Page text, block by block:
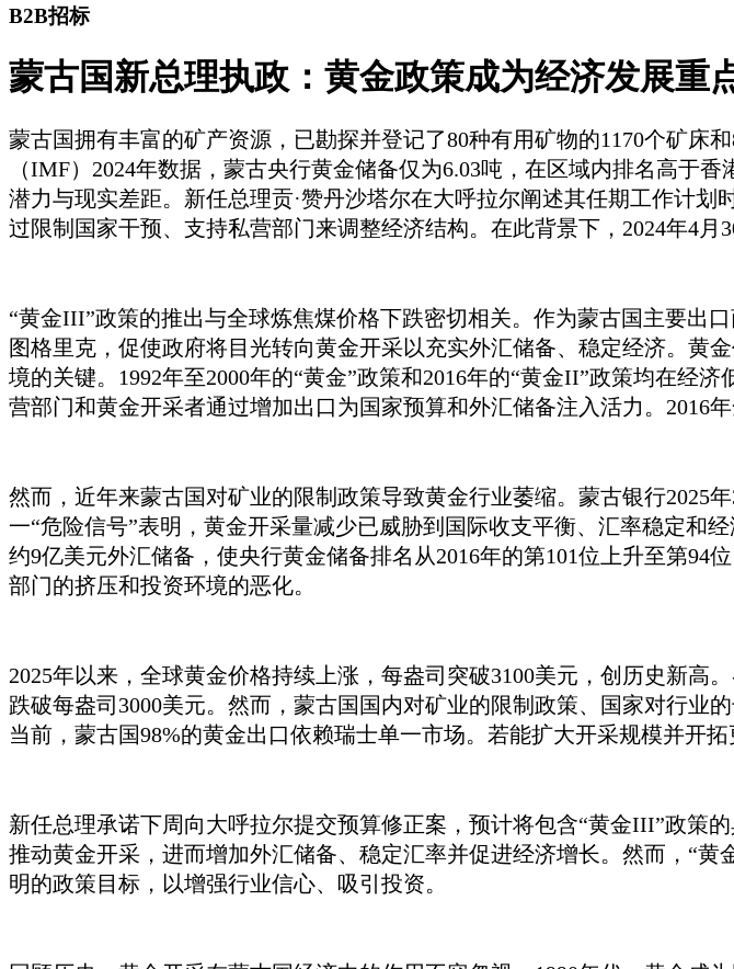
B2B招标
蒙古国新总理执政：黄金政策成为经济发展重
蒙古国拥有丰富的矿产资源，已勘探并登记了80种有用矿物的1170个矿床
（IMF）2024年数据，蒙古央行黄金储备仅为6.03吨，在区域内排名高于
潜力与现实差距。新任总理贡·赞丹沙塔尔在大呼拉尔阐述其任期工作计划
过限制国家干预、支持私营部门来调整经济结构。在此背景下， 2024年4月
“黄金III”政策的推出与全球炼焦煤价格下跌密切相关。作为蒙古国主要出
图格里克，促使政府将目光转向黄金开采以充实外汇储备、稳定经济。黄
境的关键。1992年至2000年的“黄金”政策和2016年的“黄金II”政策均在经
营部门和黄金开采者通过增加出口为国家预算和外汇储备注入活力。2016
然而，近年来蒙古国对矿业的限制政策导致黄金行业萎缩。蒙古银行2025
一“危险信号”表明，黄金开采量减少已威胁到国际收支平衡、汇率稳定和
约9亿美元外汇储备，使央行黄金储备排名从2016年的第101位上升至第
部门的挤压和投资环境的恶化。
2025年以来，全球黄金价格持续上涨，每盎司突破3100美元，创历史新
跌破每盎司3000美元。然而，蒙古国国内对矿业的限制政策、国家对行业
当前，蒙古国98%的黄金出口依赖瑞士单一市场。若能扩大开采规模并开
新任总理承诺下周向大呼拉尔提交预算修正案，预计将包含“黄金III”政策
推动黄金开采，进而增加外汇储备、稳定汇率并促进经济增长。然而，“
明的政策目标，以增强行业信心、吸引投资。